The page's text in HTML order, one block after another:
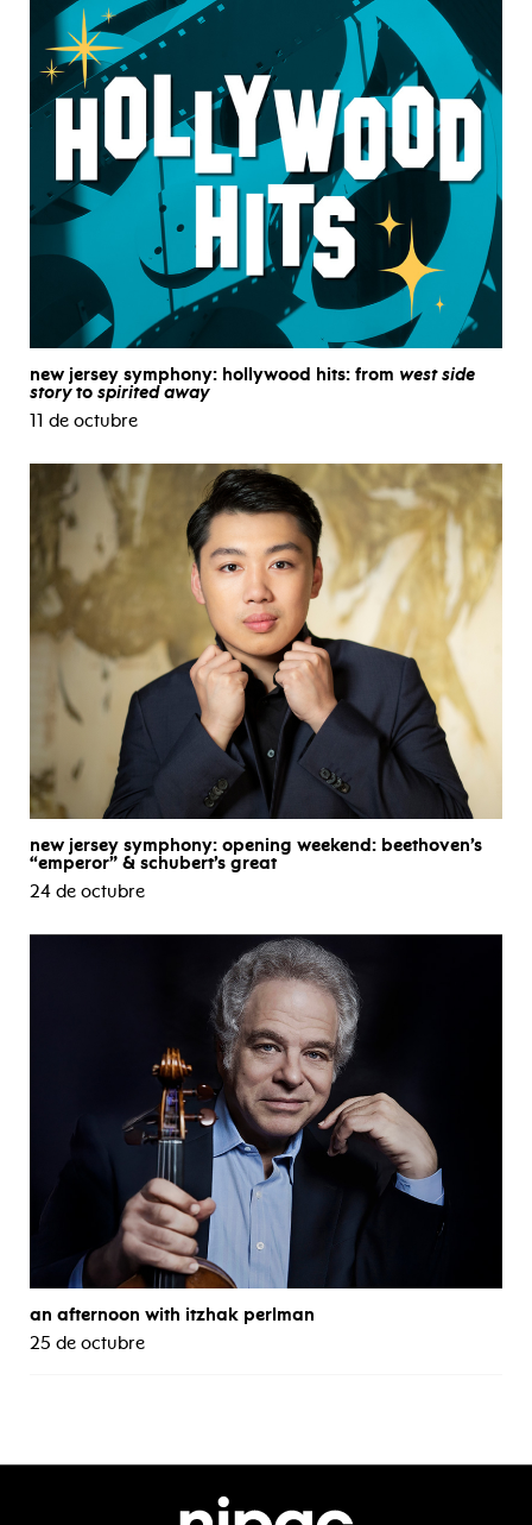
new jersey symphony: hollywood hits: from west side
storyto spirited away
11 de octubre
new jersey symphony: opening weekend: beethoven’s
“emperor” & schubert’s great
24 de octubre
an afternoon with itzhak perlman
25 de octubre